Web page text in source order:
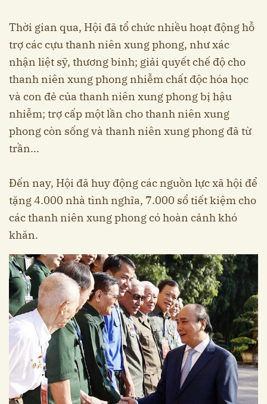
Thời gian qua, Hội đã tổ chức nhiều hoạt động hỗ
trợ các cựu thanh niên xung phong, như xác
nhận liệt sỹ, thương binh; giải quyết chế độ cho
thanh niên xung phong nhiễm chất độc hóa học
và con đẻ của thanh niên xung phong bị hậu
nhiễm; trợ cấp một lần cho thanh niên xung
phong còn sống và thanh niên xung phong đã từ
trần...
Đến nay, Hội đã huy động các nguồn lực xã hội để
tặng 4.000 nhà tình nghĩa, 7.000 sổ tiết kiệm cho
các thanh niên xung phong có hoàn cảnh khó
khăn.